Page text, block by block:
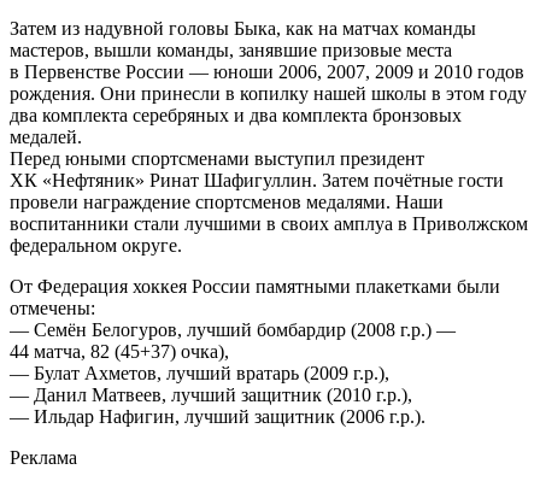
Затем из надувной головы Быка, как на матчах команды
мастеров, вышли команды, занявшие призовые места
в Первенстве России — юноши 2006, 2007, 2009 и 2010 годов
рождения. Они принесли в копилку нашей школы в этом году
два комплекта серебряных и два комплекта бронзовых
медалей.
Перед юными спортсменами выступил президент
ХК «Нефтяник» Ринат Шафигуллин. Затем почётные гости
провели награждение спортсменов медалями. Наши
воспитанники стали лучшими в своих амплуа в Приволжском
федеральном округе.
От Федерация хоккея России памятными плакетками были
отмечены:
— Семён Белогуров, лучший бомбардир (2008 г.р.) —
44 матча, 82 (45+37) очка),
— Булат Ахметов, лучший вратарь (2009 г.р.),
— Данил Матвеев, лучший защитник (2010 г.р.),
— Ильдар Нафигин, лучший защитник (2006 г.р.).
Реклама